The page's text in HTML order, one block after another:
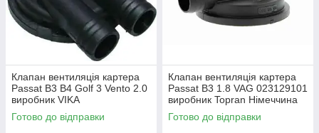
Клапан вентиляція картера
Passat B3 B4 Golf 3 Vento 2.0
виробник VIKA
Готово до відправки
Клапан вентиляція картера
Passat B3 1.8 VAG 023129101
виробник Topran Німеччина
Готово до відправки